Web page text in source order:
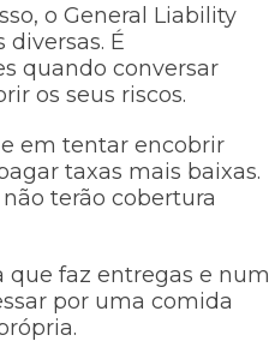
o General Liability
É
quando conversar
os seus riscos.
em tentar encobrir
taxas mais baixas.
terão cobertura
que faz entregas e num
por uma comida